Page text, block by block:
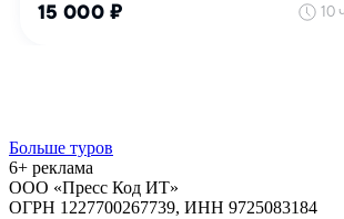
Больше туров
6+ реклама
ООО «Пресс Код ИТ»
ОГРН 1227700267739, ИНН 9725083184